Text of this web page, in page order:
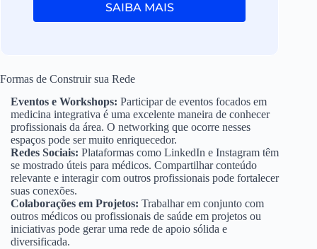
SAIBA MAIS
Formas de Construir sua Rede
Eventos e Workshops: Participar de eventos focados em
medicina integrativa é uma excelente maneira de conhecer
profissionais da área. O networking que ocorre nesses
espaços pode ser muito enriquecedor.
Redes Sociais: Plataformas como LinkedIn e Instagram têm
se mostrado úteis para médicos. Compartilhar conteúdo
relevante e interagir com outros profissionais pode fortalecer
suas conexões.
Colaborações em Projetos: Trabalhar em conjunto com
outros médicos ou profissionais de saúde em projetos ou
iniciativas pode gerar uma rede de apoio sólida e
diversificada.